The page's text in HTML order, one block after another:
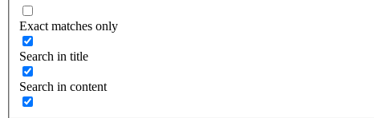
Exact matches only
Search in title
Search in content